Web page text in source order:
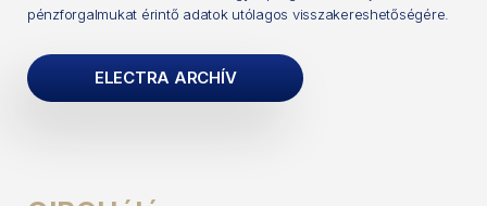
pénzforgalmukat érintő adatok utólagos visszakereshetőségére.
ELECTRA ARCHÍV